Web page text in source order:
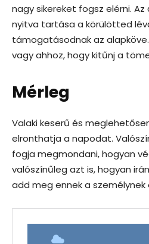
nagy sikereket fogsz elérni.
nyitva tartása a körülötted
támogatásodnak az
vagy ahhoz, hogy kitűnj a
Mérleg
Valaki keserű és
elronthatja a napodat.
fogja megmondani, hogyan
valószínűleg azt is, hogyan
add meg ennek a